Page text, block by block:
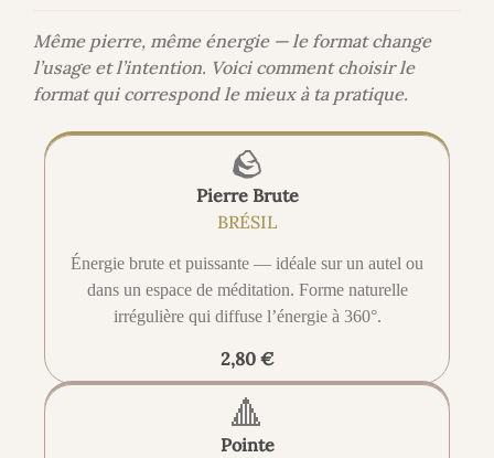
Même pierre, même énergie — le format change
l’usage et l’intention. Voici comment choisir le
format qui correspond le mieux à ta pratique.
🪨
Pierre Brute
BRÉSIL
Énergie brute et puissante — idéale sur un autel ou
dans un espace de méditation. Forme naturelle
irrégulière qui diffuse l’énergie à 360°.
2,80 €
🔺
Pointe